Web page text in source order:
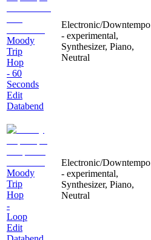
Moody
Trip
Hop
- 60
Seconds
Edit
Databend
Electronic/Downtempo
- experimental,
Synthesizer, Piano,
Neutral
Moody
Trip
Hop
-
Loop
Edit
Electronic/Downtempo
- experimental,
Synthesizer, Piano,
Neutral